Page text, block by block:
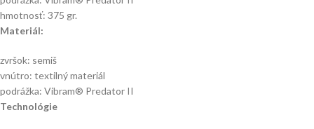
hmotnosť: 375 gr.
Materiál:
zvršok: semiš
vnútro: textilný materiál
podrážka: Vibram® Predator II
Technológie